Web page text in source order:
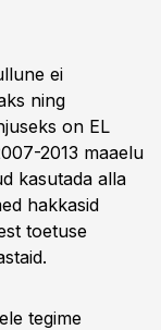
ei
ning
on EL
2013 maaelu
kasutada alla
hakkasid
toetuse
tegime